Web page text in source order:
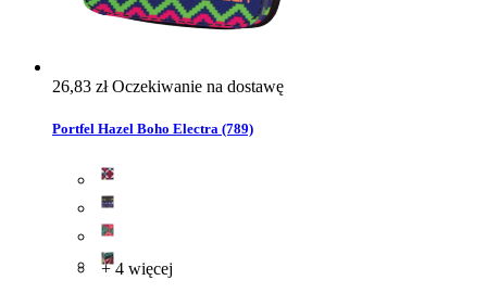
26,83 złOczekiwanie na dostawę
Portfel Hazel Boho Electra (789)
+ 4 więcej